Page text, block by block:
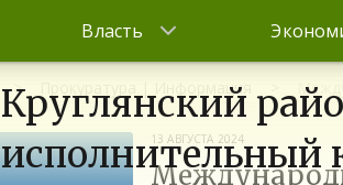
Власть
Круглянский
исполнительный
Прокуратура | Информация
13 АВГУСТА 2024